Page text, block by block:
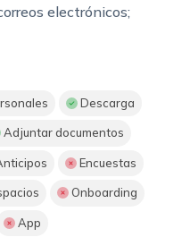
electrónicos;
Descarga
Adjuntar documentos
Encuestas
Onboarding
App